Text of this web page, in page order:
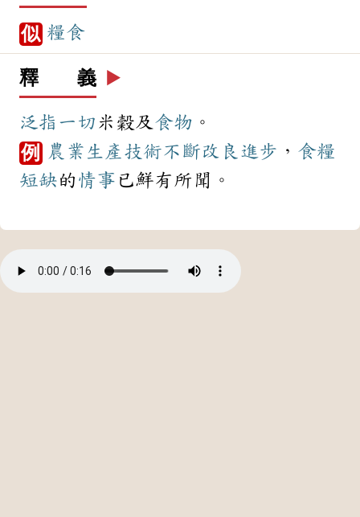
似 糧食
釋 義 ▶️
泛指 一切 米穀及 食物 。
例 農業 生產 技術不斷改良 進步 ， 食糧
短缺的 情事 已鮮有所聞。